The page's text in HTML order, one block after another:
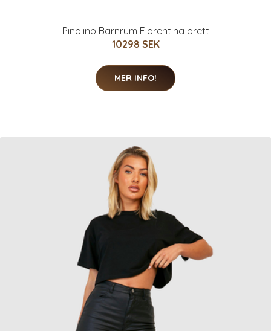
Pinolino Barnrum Florentina brett
10298 SEK
MER INFO!